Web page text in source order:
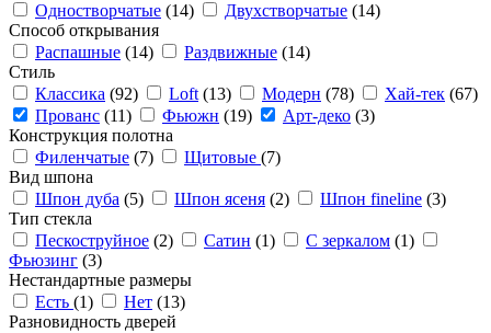
Одностворчатые (14) Двухстворчатые (14)
Способ открывания
Распашные (14) Раздвижные (14)
Стиль
Классика (92) Loft (13) Модерн (78) Хай-тек (67)
Прованс (11) Фьюжн (19) Арт-деко (3)
Конструкция полотна
Филенчатые (7) Щитовые (7)
Вид шпона
Шпон дуба (5) Шпон ясеня (2) Шпон fineline (3)
Тип стекла
Пескоструйное (2) Сатин (1) С зеркалом (1)
Фьюзинг (3)
Нестандартные размеры
Есть (1) Нет (13)
Разновидность дверей